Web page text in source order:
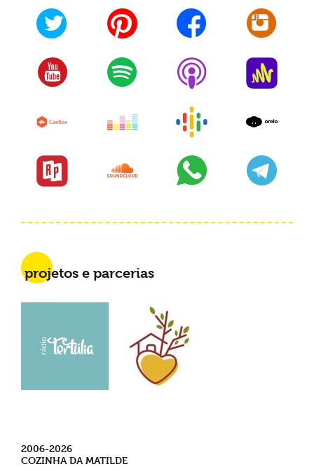
projetos e parcerias
2006-2026
COZINHA DA MATILDE